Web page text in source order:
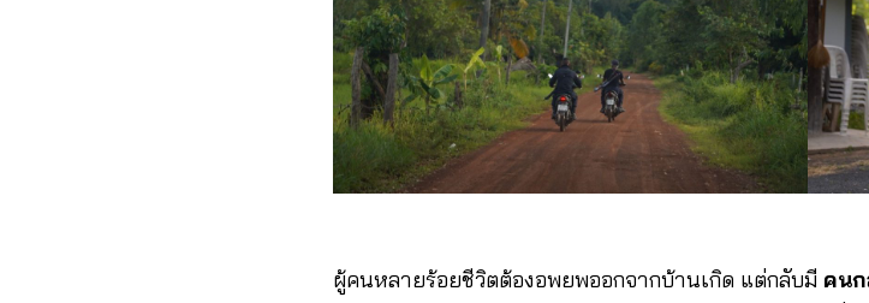
ผู้คนหลายร้อยชีวิตต้องอพยพออกจากบ้านเกิด แต่กลับมี คน